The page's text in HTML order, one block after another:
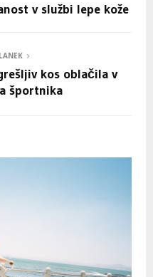
v službi lepe kože
kos oblačila v
športnika